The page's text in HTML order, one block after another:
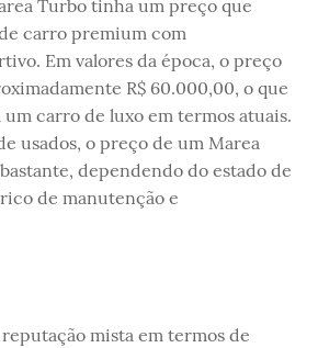
Turbo tinha um preço que
carro premium com
Em valores da época, o preço
R$ 60.000,00, o que
carro de luxo em termos atuais.
usados, o preço de um Marea
dependendo do estado de
de manutenção e
mista em termos de